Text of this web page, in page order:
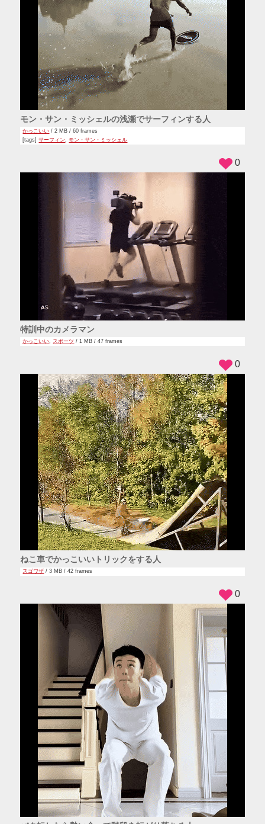
モン・サン・ミッシェルの浅瀬でサーフィンする人
かっこいい / 2 MB / 60 frames
[tags]サーフィン ,モン・サン・ミッシェル
特訓中のカメラマン
かっこいい, スポーツ / 1 MB / 47 frames
0
ねこ車でかっこいいトリックをする人
スゴワザ / 3 MB / 42 frames
0
0